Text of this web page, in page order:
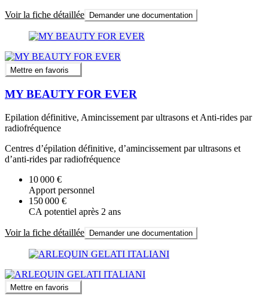
Voir la fiche détaillée Demander une documentation
Mettre en favoris
MY BEAUTY FOR EVER
Epilation définitive, Amincissement par ultrasons et Anti-rides par
radiofréquence
Centres d’épilation définitive, d’amincissement par ultrasons et
d’anti-rides par radiofréquence
10 000 €
Apport personnel
150 000 €
CA potentiel après 2 ans
Voir la fiche détaillée Demander une documentation
Mettre en favoris